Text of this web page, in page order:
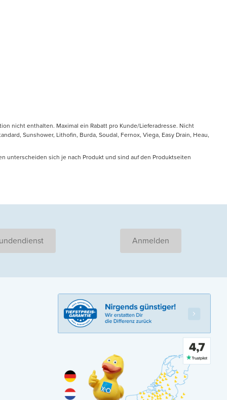
nicht enthalten. Maximal ein Rabatt pro Kunde/Lieferadresse. Nicht
Sunshower, Lithofin, Burda, Soudal, Fernox, Viega, Easy Drain, Heau,
unterscheiden sich je nach Produkt und sind auf den Produktseiten
Anmelden